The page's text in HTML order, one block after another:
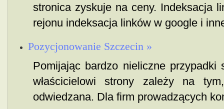
stronica zyskuje na ceny. Indeksacja
rejonu indeksacja linków w google i
Pozycjonowanie Szczecin »
Pomijając bardzo nieliczne przypadki
właścicielowi strony zależy na
odwiedzana. Dla firm prowadzących